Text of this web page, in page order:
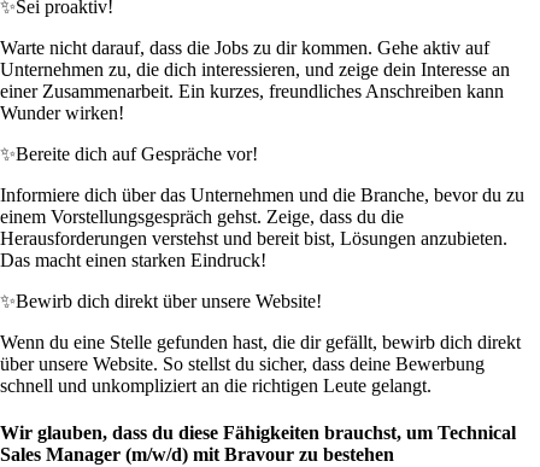
✨Sei proaktiv!
Warte nicht darauf, dass die Jobs zu dir kommen. Gehe aktiv auf
Unternehmen zu, die dich interessieren, und zeige dein Interesse an
einer Zusammenarbeit. Ein kurzes, freundliches Anschreiben kann
Wunder wirken!
✨Bereite dich auf Gespräche vor!
Informiere dich über das Unternehmen und die Branche, bevor du zu
einem Vorstellungsgespräch gehst. Zeige, dass du die
Herausforderungen verstehst und bereit bist, Lösungen anzubieten.
Das macht einen starken Eindruck!
✨Bewirb dich direkt über unsere Website!
Wenn du eine Stelle gefunden hast, die dir gefällt, bewirb dich direkt
über unsere Website. So stellst du sicher, dass deine Bewerbung
schnell und unkompliziert an die richtigen Leute gelangt.
Wir glauben, dass du diese Fähigkeiten brauchst, um Technical
Sales Manager (m/w/d) mit Bravour zu bestehen